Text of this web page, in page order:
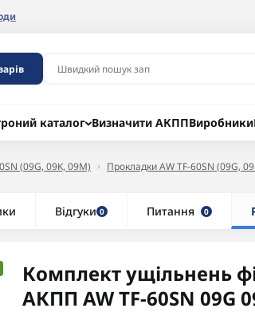
каталог Визначити АКППВиробники
(09G, 09K, 09M) Прокладки AW TF-60SN (09G,
Відгуки 0 Питання 0
Комплект ущільнень
АКПП AW TF-60SN 09G